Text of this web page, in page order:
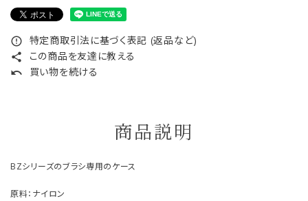
error_outline 特定商取引法に基づく表記 (返品など)
share この商品を友達に教える
undo 買い物を続ける
商品説明
BZシリーズのブラシ専用のケース
原料：ナイロン